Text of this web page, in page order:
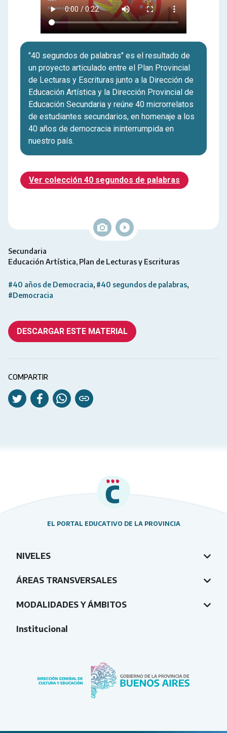
"40 segundos de palabras" es el resultado de
un proyecto articulado entre el Plan Provincial
de Lecturas y Escrituras junto a la Dirección de
Educación Artística y la Dirección Provincial de
Educación Secundaria y reúne 40 microrrelatos
de estudiantes secundarios, en homenaje a los
40 años de democracia ininterrumpida en
nuestro país.
Ver colección 40 segundos de palabras
Secundaria
Educación Artística Plan de Lecturas y Escrituras
#40 años de Democracia #40 segundos de palabras
#Democracia
DESCARGAR ESTE MATERIAL
COMPARTIR
EL PORTAL EDUCATIVO DE LA PROVINCIA
NIVELES
ÁREAS TRANSVERSALES
MODALIDADES Y ÁMBITOS
Institucional